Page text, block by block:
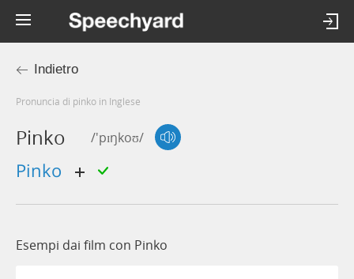
Indietro
Pronuncia di pinko in Inglese
Pinko /'pɪŋkoʊ/
pinko
Esempi dai film con Pinko